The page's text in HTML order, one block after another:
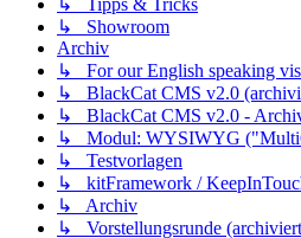
↳ Tipps & Tricks
↳ Showroom
Archiv
↳ For our English speaking
↳ BlackCat CMS v2.0
↳ BlackCat CMS v2.0 -
↳ Modul: WYSIWYG
↳ Testvorlagen
↳ kitFramework /
↳ Archiv
↳ Vorstellungsrunde